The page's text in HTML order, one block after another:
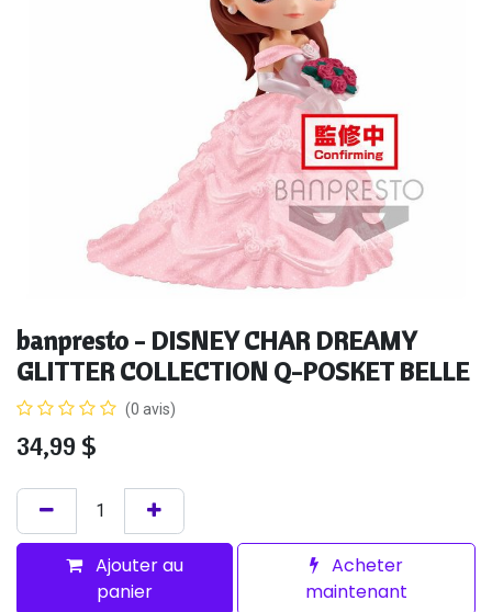
banpresto - DISNEY CHAR DREAMY
GLITTER COLLECTION Q-POSKET BELLE
(0 avis)
34,99 $
Ajouter au
panier
Acheter
maintenant